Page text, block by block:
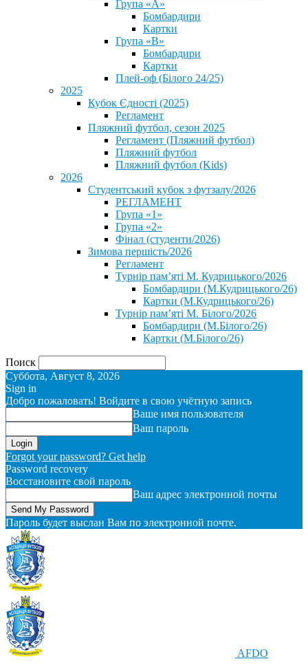
Група «А»
Бомбардири
Картки
Група «В»
Бомбардири
Картки
Плей-оф (Білого 24/25)
2025
Кубок Єдності (2025)
Регламент
Пляжний футбол, сезон 2025
Регламент (Пляжний футбол)
Пляжний футбол
Пляжний футбол (Kids)
2026
Студентський кубок з футзалу/2026
РЕГЛАМЕНТ
Група «1»
Група «2»
Фінал (студенти/2026)
⁨Зимова першість/2026⁩
Регламент
Турнір пам’яті М. Кудрицького/2026
Бомбардири (М.Кудрицького/26)
Картки (М.Кудрицького/26)
Турнір пам’яті М. Білого/2026
Бомбардири (М.Білого/26)
Картки (М.Білого/26)
Поиск
Суббота, Август 8, 2026
Sign in
Добро пожаловать! Войдите в свою учётную запись
Ваше имя пользователя
Ваш пароль
Forgot your password? Get help
Password recovery
Восстановите свой пароль
Ваш адрес электронной почты
Пароль будет выслан Вам по электронной почте.
AFDO